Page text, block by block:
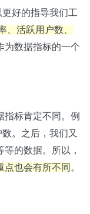
好的指导我们工
、活跃用户数、
为数据指标的一个
指标肯定不同。例
。之后，我们又
的数据。所以，
点也会有所不同 。